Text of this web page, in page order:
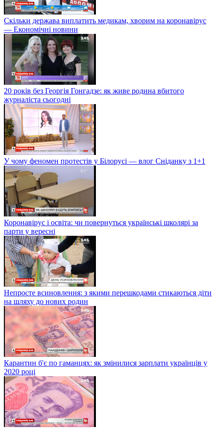
Скільки держава виплатить медикам, хворим на коронавірус
— Економічні новини
20 років без Георгія Гонгадзе: як живе родина вбитого
журналіста сьогодні
У чому феномен протестів у Білорусі — влог Сніданку з 1+1
Коронавірус і освіта: чи повернуться українські школярі за
парти у вересні
Непросте всиновлення: з якими перешкодами стикаються діти
на шляху до нових родин
Карантин б'є по гаманцях: як змінилися зарплати українців у
2020 році